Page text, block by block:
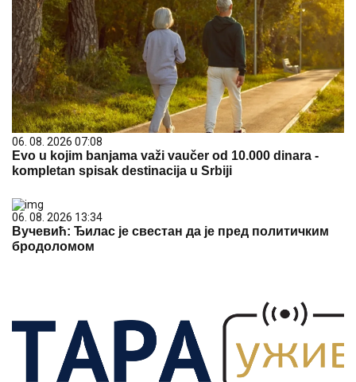
06. 08. 2026 07:08
Evo u kojim banjama važi vaučer od 10.000 dinara -
kompletan spisak destinacija u Srbiji
06. 08. 2026 13:34
Вучевић: Ђилас је свестан да је пред политичким
бродоломом